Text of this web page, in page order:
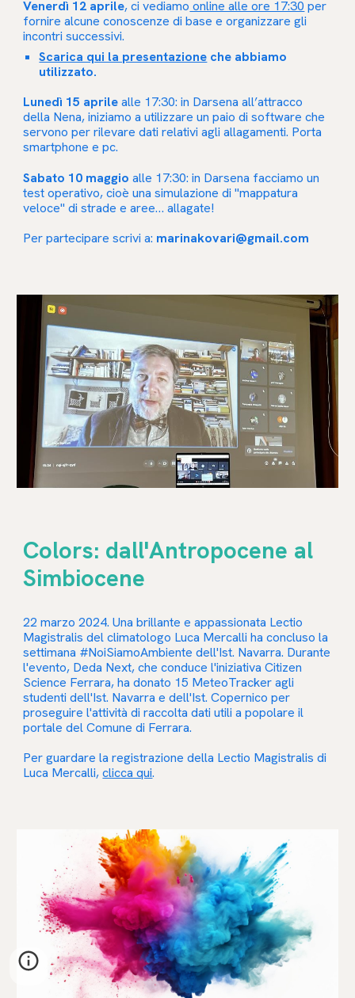
Venerdì 12 aprile, ci vediamo online alle ore 17:30 per
fornire alcune conoscenze di base e organizzare gli
incontri successivi.
Scarica qui la presentazione che abbiamo
utilizzato.
Lunedì 15 aprilealle 17:30: in Darsena all’attracco
della Nena, iniziamo a utilizzare un paio di software che
servono per rilevare dati relativi agli allagamenti. Porta
smartphone e pc.
Sabato 10 maggioalle 17:30: in Darsena facciamo un
test operativo, cioè una simulazione di "mappatura
veloce" di strade e aree… allagate!
Per partecipare scrivi a: marinakovari@gmail.com
Colors: dall'Antropocene al
Simbiocene
22 marzo 2024. Una brillante e appassionata Lectio
Magistralis del climatologo Luca Mercalli ha concluso la
settimana #NoiSiamoAmbiente dell'Ist. Navarra. Durante
l'evento, Deda Next, che conduce l'iniziativa Citizen
Science Ferrara, ha donato 15 MeteoTracker agli
studenti dell'Ist. Navarra e dell'Ist. Copernico per
proseguire l'attività di raccolta dati utili a popolare il
portale del Comune di Ferrara.
Per guardare la registrazione della Lectio Magistralis di
Luca Mercalli,clicca qui.